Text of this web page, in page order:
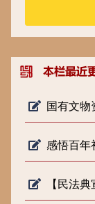
国有文物
感悟百年
【民法典